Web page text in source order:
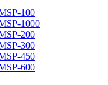
100
1000
200
300
450
600